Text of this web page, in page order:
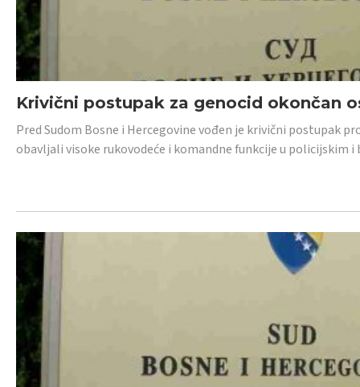
Krivični postupak za genocid okončan
Pred Sudom Bosne i Hercegovine vođen je krivični postupak
obavljali visoke rukovodeće i komandne funkcije u policijskim